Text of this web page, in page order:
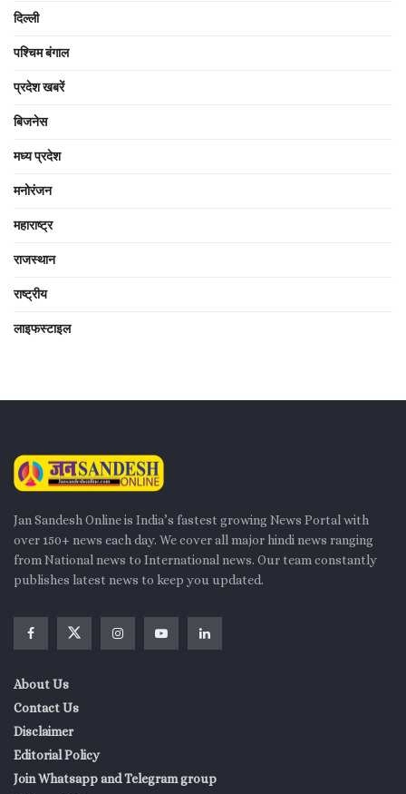
दिल्ली
पश्चिम बंगाल
प्रदेश खबरें
बिजनेस
मध्य प्रदेश
मनोरंजन
महाराष्ट्र
राजस्थान
राष्ट्रीय
लाइफस्टाइल
Jan Sandesh Online is India’s fastest growing News Portal with
over 150+ news each day. We cover all major hindi news ranging
from National news to International news. Our team constantly
publishes latest news to keep you updated.
About Us
Contact Us
Disclaimer
Editorial Policy
Join Whatsapp and Telegram group